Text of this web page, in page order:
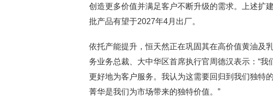
创造更多价值并满足客户不断升级的需求。上述扩
批产品有望于2027年4月出厂。
依托产能提升，恒天然正在巩固其在高价值黄油及
务业务总裁、大中华区首席执行官周德汉表示：“
更好地为客户服务。我认为这需要回归到我们独特
菁华是我们为市场带来的独特价值。”